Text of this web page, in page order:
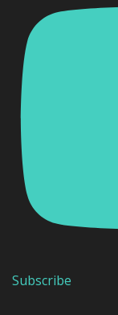
Subscribe